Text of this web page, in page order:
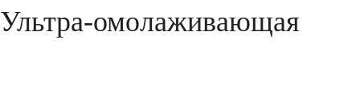
Ультра-омолаживающая